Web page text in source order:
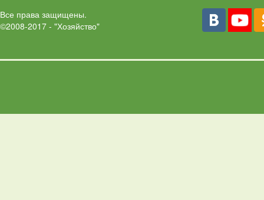
Все права защищены.
©2008-2017 - "Хозяйство"